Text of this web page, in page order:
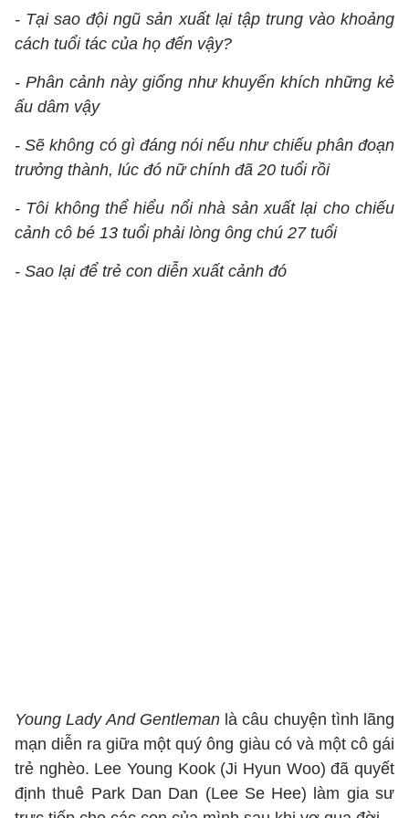
- Tại sao đội ngũ sản xuất lại tập trung vào khoảng
cách tuổi tác của họ đến vậy?
- Phân cảnh này giống như khuyến khích những kẻ
ấu dâm vậy
- Sẽ không có gì đáng nói nếu như chiếu phân đoạn
trưởng thành, lúc đó nữ chính đã 20 tuổi rồi
- Tôi không thể hiểu nổi nhà sản xuất lại cho chiếu
cảnh cô bé 13 tuổi phải lòng ông chú 27 tuổi
- Sao lại để trẻ con diễn xuất cảnh đó
Young Lady And Gentlemanlà câu chuyện tình lãng
mạn diễn ra giữa một quý ông giàu có và một cô gái
trẻ nghèo. Lee Young Kook (Ji Hyun Woo) đã quyết
định thuê Park Dan Dan (Lee Se Hee) làm gia sư